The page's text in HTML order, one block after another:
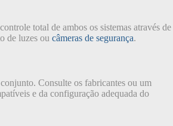
total de ambos os sistemas através de
de luzes ou câmeras de segurança.
Consulte os fabricantes ou um
e da configuração adequada do